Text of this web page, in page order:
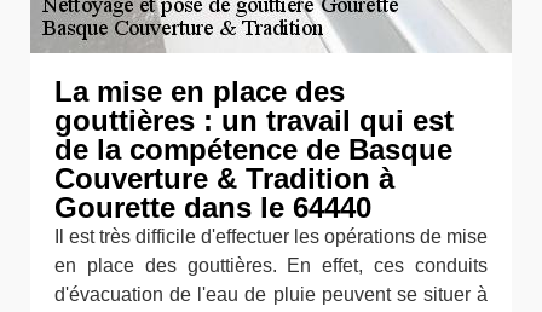
La mise en place des
gouttières : un travail qui est
de la compétence de Basque
Couverture & Tradition à
Gourette dans le 64440
Il est très difficile d'effectuer les opérations de mise
en place des gouttières. En effet, ces conduits
d'évacuation de l'eau de pluie peuvent se situer à